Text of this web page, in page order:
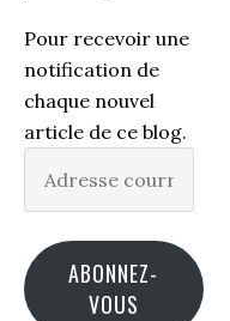
Pour recevoir une
notification de
chaque nouvel
article de ce blog.
courriel
ABONNEZ-
VOUS